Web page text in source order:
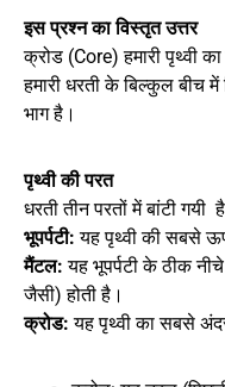
इस प्रश्न का विस्तृत उत्तर
क्रोड (Core) हमारी पृथ्वी
हमारी धरती के बिल्कुल बीच
भाग है।
पृथ्वी की परत
धरती तीन परतों में बांटी गयी
भूपर्पटी:यह पृथ्वी की सबसे
मैंटल:यह भूपर्पटी के ठीक
जैसी) होती है।
क्रोड: यह पृथ्वी का सबसे